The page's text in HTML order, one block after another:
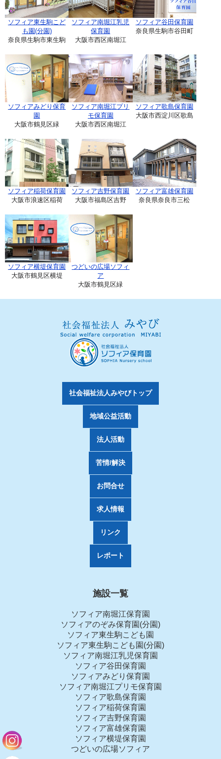
ソフィア東生駒こど
も園(分園)
奈良県生駒市東生駒
ソフィア南堀江乳児
保育園
大阪市西区南堀江
ソフィア谷田保育園
奈良県生駒市谷田町
ソフィアみどり保育
園
大阪市鶴見区緑
ソフィア南堀江プリ
モ保育園
大阪市西区南堀江
ソフィア歌島保育園
大阪市西淀川区歌島
ソフィア稲荷保育園
大阪市浪速区稲荷
ソフィア吉野保育園
大阪市福島区吉野
ソフィア富雄保育園
奈良県奈良市三松
ソフィア横堤保育園
大阪市鶴見区横堤
つどいの広場ソフィ
ア
大阪市鶴見区緑
社会福祉法人みやびトップ
地域公益活動
法人活動
苦情/解決
お問合せ
求人情報
リンク
レポート
施設一覧
ソフィア南堀江保育園
ソフィアのぞみ保育園(分園)
ソフィア東生駒こども園
ソフィア東生駒こども園(分園)
ソフィア南堀江乳児保育園
ソフィア谷田保育園
ソフィアみどり保育園
ソフィア南堀江プリモ保育園
ソフィア歌島保育園
ソフィア稲荷保育園
ソフィア吉野保育園
ソフィア富雄保育園
ソフィア横堤保育園
つどいの広場ソフィア